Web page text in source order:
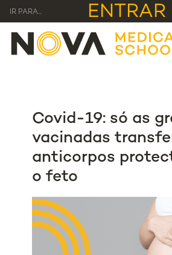
IR PARA... ENTRAR
Covid-19: só as
vacinadas
anticorpos
o feto